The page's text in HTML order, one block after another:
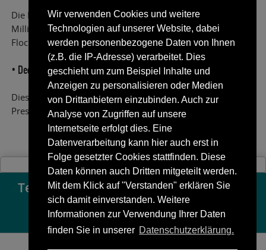
Wir verwenden Cookies und weitere
Technologien auf unserer Website, dabei
werden personenbezogene Daten von Ihnen
(z.B. die IP-Adresse) verarbeitet. Dies
geschieht um zum Beispiel Inhalte und
Anzeigen zu personalisieren oder Medien
von Drittanbietern einzubinden. Auch zur
Analyse von Zugriffen auf unsere
Internetseite erfolgt dies. Eine
Datenverarbeitung kann hier auch erst in
Folge gesetzter Cookies stattfinden. Diese
Daten können auch Dritten mitgeteilt werden.
Mit dem Klick auf "Verstanden" erklären Sie
sich damit einverstanden. Weitere
Informationen zur Verwendung Ihrer Daten
finden Sie in unserer Datenschutzerklärung.
Die Farbschicht von Flockfolien (Dicke zwischen 0,6 und 1
Millimeter) besteht – wie der Name nahelegt – aus Viskose-
Flockfasern.
• Deckschicht mit Schmelzklebstoff (Polyurethan-Klebstoff)
Dieser Klebstoff ist bei Raumtemperatur fest und wird beim
Pressen des Motivs auf das Textil durch Hitze aktiviert.
Textilshop«